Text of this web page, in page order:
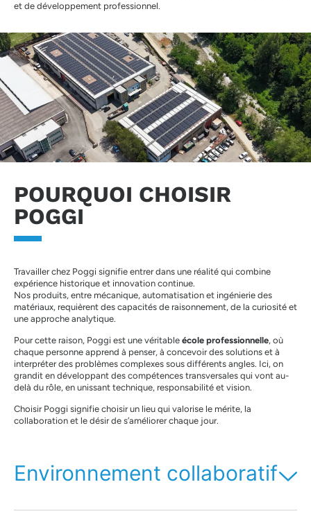
et de développement professionnel.
POURQUOI CHOISIR
POGGI
Travailler chez Poggi signifie entrer dans une réalité qui combine
expérience historique et innovation continue.
Nos produits, entre mécanique, automatisation et ingénierie des
matériaux, requièrent des capacités de raisonnement, de la curiosité et
une approche analytique.
Pour cette raison, Poggi est une véritable école professionnelle, où
chaque personne apprend à penser, à concevoir des solutions et à
interpréter des problèmes complexes sous différents angles. Ici, on
grandit en développant des compétences transversales qui vont au-
delà du rôle, en unissant technique, responsabilité et vision.
Choisir Poggi signifie choisir un lieu qui valorise le mérite, la
collaboration et le désir de s’améliorer chaque jour.
Environnement collaboratif